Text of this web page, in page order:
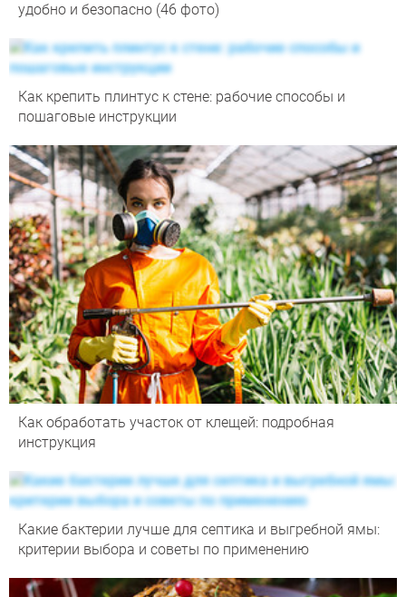
удобно и безопасно (46 фото)
Как крепить плинтус к стене: рабочие способы и
пошаговые инструкции
Как обработать участок от клещей: подробная
инструкция
Какие бактерии лучше для септика и выгребной ямы:
критерии выбора и советы по применению